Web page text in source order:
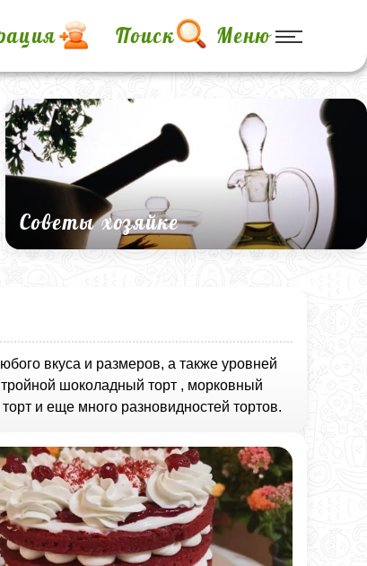
Поиск Меню
Советы хозяйке
вкуса и размеров, а также уровней
шоколадный торт , морковный
и еще много разновидностей тортов.